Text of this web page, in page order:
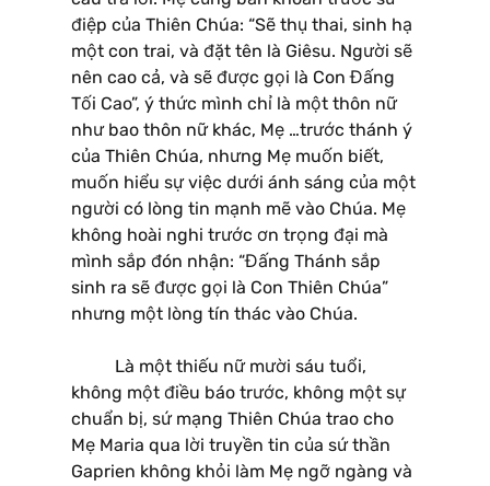
điệp của Thiên Chúa: “Sẽ thụ thai, sinh hạ
một con trai, và đặt tên là Giêsu. Người sẽ
nên cao cả, và sẽ được gọi là Con Đấng
Tối Cao”, ý thức mình chỉ là một thôn nữ
như bao thôn nữ khác, Mẹ …trước thánh ý
của Thiên Chúa, nhưng Mẹ muốn biết,
muốn hiểu sự việc dưới ánh sáng của một
người có lòng tin mạnh mẽ vào Chúa. Mẹ
không hoài nghi trước ơn trọng đại mà
mình sắp đón nhận: “Đấng Thánh sắp
sinh ra sẽ được gọi là Con Thiên Chúa”
nhưng một lòng tín thác vào Chúa.
Là một thiếu nữ mười sáu tuổi,
không một điều báo trước, không một sự
chuẩn bị, sứ mạng Thiên Chúa trao cho
Mẹ Maria qua lời truyền tin của sứ thần
Gaprien không khỏi làm Mẹ ngỡ ngàng và